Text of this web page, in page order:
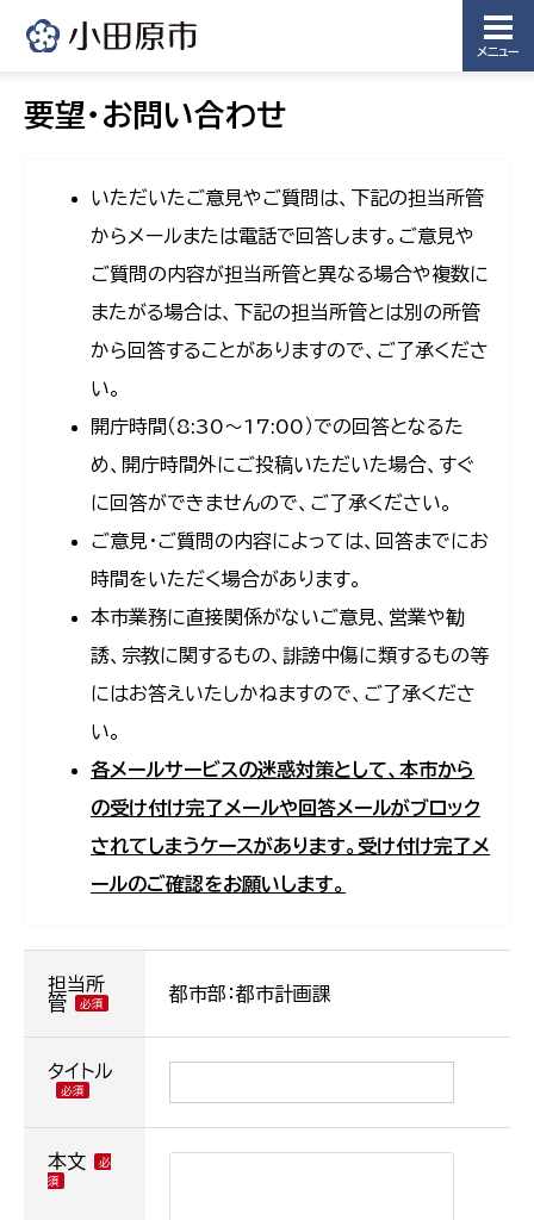
メニュー
要望・お問い合わせ
いただいたご意見やご質問は、下記の担当所管
からメールまたは電話で回答します。ご意見や
ご質問の内容が担当所管と異なる場合や複数に
またがる場合は、下記の担当所管とは別の所管
から回答することがありますので、ご了承くださ
い。
開庁時間（8:30〜17:00）での回答となるた
め、開庁時間外にご投稿いただいた場合、すぐ
に回答ができませんので、ご了承ください。
ご意見・ご質問の内容によっては、回答までにお
時間をいただく場合があります。
本市業務に直接関係がないご意見、営業や勧
誘、宗教に関するもの、誹謗中傷に類するもの等
にはお答えいたしかねますので、ご了承くださ
い。
各メールサービスの迷惑対策として、本市から
の受け付け完了メールや回答メールがブロック
されてしまうケースがあります。受け付け完了メ
ールのご確認をお願いします。
担当所
管
都市部：都市計画課
タイトル
本文